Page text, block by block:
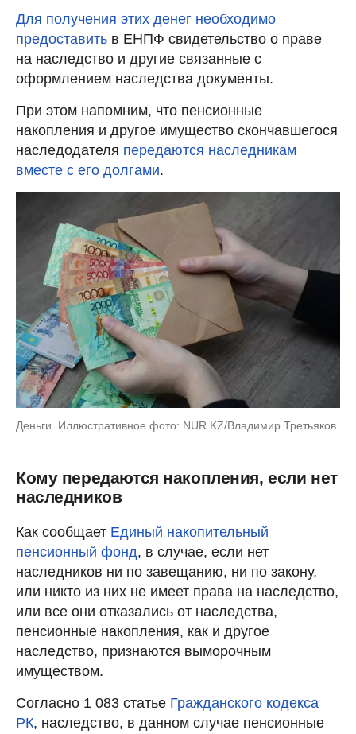
Для получения этих денег необходимо
предоставить в ЕНПФ свидетельство о праве
на наследство и другие связанные с
оформлением наследства документы.
При этом напомним, что пенсионные
накопления и другое имущество скончавшегося
наследодателя передаются наследникам
вместе с его долгами.
Деньги. Иллюстративное фото: NUR.KZ/Владимир Третьяков
Кому передаются накопления, если нет
наследников
Как сообщает Единый накопительный
пенсионный фонд, в случае, если нет
наследников ни по завещанию, ни по закону,
или никто из них не имеет права на наследство,
или все они отказались от наследства,
пенсионные накопления, как и другое
наследство, признаются выморочным
имуществом.
Согласно 1 083 статье Гражданского кодекса
РК, наследство, в данном случае пенсионные